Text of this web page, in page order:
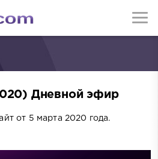
Дневной эфир
от 5 марта 2020 года.